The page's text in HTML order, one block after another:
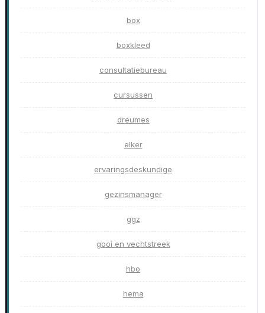
box
boxkleed
consultatiebureau
cursussen
dreumes
elker
ervaringsdeskundige
gezinsmanager
ggz
gooi en vechtstreek
hbo
hema